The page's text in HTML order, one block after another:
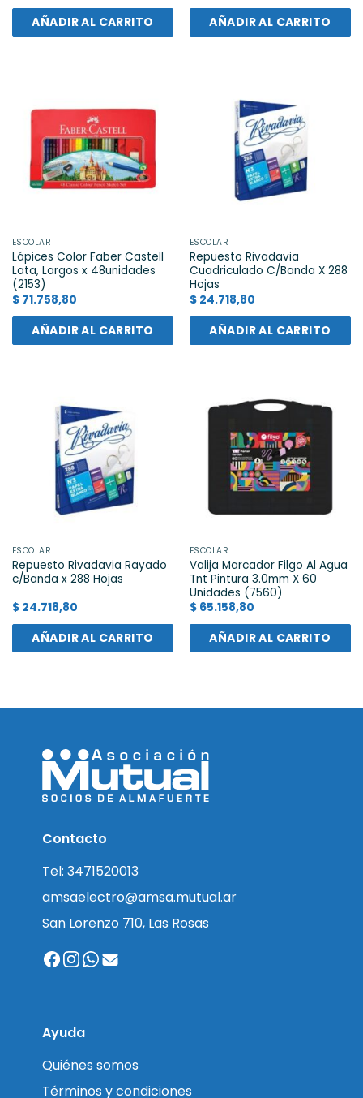
AÑADIR AL CARRITO AÑADIR AL CARRITO
ESCOLAR
Lápices Color Faber Castell
Lata, Largos x 48unidades
(2153)
$71.758,80
AÑADIR AL CARRITO
ESCOLAR
Repuesto Rivadavia
Cuadriculado C/Banda X 288
Hojas
$24.718,80
AÑADIR AL CARRITO
ESCOLAR
Repuesto Rivadavia Rayado
c/Banda x 288 Hojas
$24.718,80
AÑADIR AL CARRITO
ESCOLAR
Valija Marcador Filgo Al Agua
Tnt Pintura 3.0mm X 60
Unidades (7560)
$65.158,80
AÑADIR AL CARRITO
Contacto
Tel: 3471520013
amsaelectro@amsa.mutual.ar
San Lorenzo 710, Las Rosas
Ayuda
Quiénes somos
Términos y condiciones